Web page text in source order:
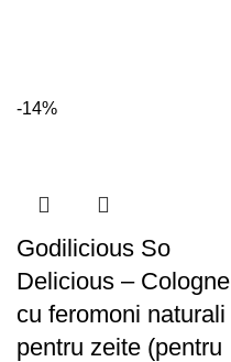
-14%
Godilicious So
Delicious – Cologne
cu feromoni naturali
pentru zeite (pentru